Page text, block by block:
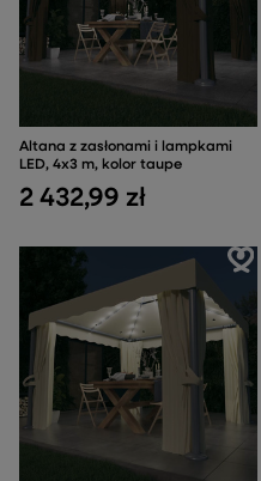
Altana z zasłonami i lampkami
LED, 4x3 m, kolor taupe
2 432,99 zł